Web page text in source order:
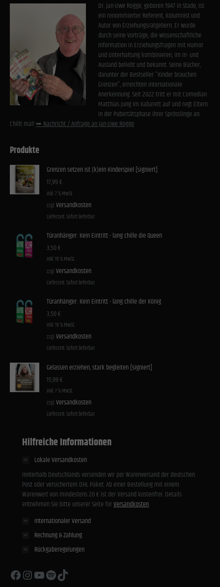
Dr. Jan-Uwe Rogge, geboren 1947 in Stade, ist
ein renommierter Referent, Kolumnist und
Autor von Erziehungsratgebern. Er wurde
durch seine Vorträge, die wissenschaftliche
Information in Erziehungsfragen mit Humor
und Unterhaltung kombinieren, im In- und
Ausland beliebt und bekannt. Seine Bücher,
darunter der Bestseller "Kinder brauchen
Grenzen", erreichten internationale
Anerkennung. Seit 2022 tritt er mit Comedian
Matthias Jung im Kabarett auf und regt Eltern
in der Pubertätsphase ihrer Sprösslinge an:
Chillt mal!➥ Nachricht / Anfrage an Jan-Uwe Rogge
Produkte
Grenzen setzen ist (k)ein Kinderspiel [signiert]
17,99€
inkl. 7 % MwSt.
zzgl. Versandkosten
Lieferzeit: Sofort lieferbar
Türanhänger: Kein Eintritt - lang chille die Queen
3,50€
inkl. 19 % MwSt.
zzgl. Versandkosten
Lieferzeit: Sofort lieferbar
Türanhänger: Kein Eintritt - lang chille der König
3,50€
inkl. 19 % MwSt.
zzgl. Versandkosten
Lieferzeit: Sofort lieferbar
Gelassen erziehen, stark begleiten [signiert]
15,99€
inkl. 7 % MwSt.
zzgl. Versandkosten
Lieferzeit: Sofort lieferbar
Hilfreiche Informationen
Lokale Versandkosten
Innterhalb Deutschlands versenden wir per Warenversand der deutschen
Post oder versichertem DHL Paket. Ab einer Bestellung mit einem
Warenwert von mindestens 20 € ist der Versand kostenfrei. Details
entnehmen Sie bitte unserer Seite fürVersandkosten.
Internationaler Versand
Rechnung & Zahlung
Rückgaberegelungen
Facebook
Instagram
YouTube
Spotify
TikTok